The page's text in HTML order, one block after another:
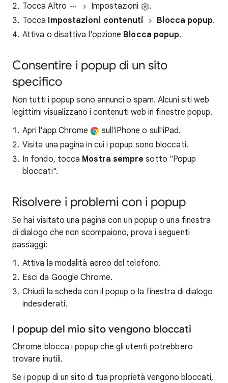
Tocca Altro
Impostazioni
.
Tocca Impostazioni contenuti Blocca popup.
Attiva o disattiva l'opzione Blocca popup.
Consentire i popup di un sito
specifico
Non tutti i popup sono annunci o spam. Alcuni siti web
legittimi visualizzano i contenuti web in finestre popup.
Apri l'app Chrome
sull'iPhone o sull'iPad.
Visita una pagina in cui i popup sono bloccati.
In fondo, tocca Mostra sempre sotto "Popup
bloccati".
Risolvere i problemi con i popup
Se hai visitato una pagina con un popup o una finestra
di dialogo che non scompaiono, prova i seguenti
passaggi:
Attiva la modalità aereo del telefono.
Esci da Google Chrome.
Chiudi la scheda con il popup o la finestra di dialogo
indesiderati.
I popup del mio sito vengono bloccati
Chrome blocca i popup che gli utenti potrebbero
trovare inutili.
Se i popup di un sito di tua proprietà vengono bloccati,